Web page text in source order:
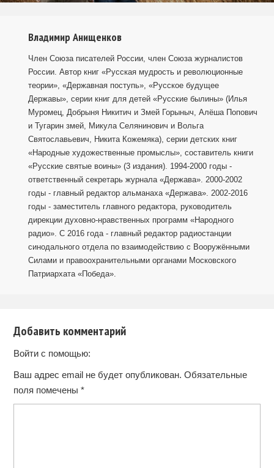
Владимир Анищенков
Член Союза писателей России, член Союза журналистов
России. Автор книг «Русская мудрость и революционные
теории», «Державная поступь», «Русское будущее
Державы», серии книг для детей «Русские былины» (Илья
Муромец, Добрыня Никитич и Змей Горыныч, Алёша Попович
и Тугарин змей, Микула Селянинович и Вольга
Святославьевич, Никита Кожемяка), серии детских книг
«Народные художественные промыслы», составитель книги
«Русские святые воины» (3 издания). 1994-2000 годы -
ответственный секретарь журнала «Держава». 2000-2002
годы - главный редактор альманаха «Держава». 2002-2016
годы - заместитель главного редактора, руководитель
дирекции духовно-нравственных программ «Народного
радио». С 2016 года - главный редактор радиостанции
синодального отдела по взаимодействию с Вооружёнными
Силами и правоохранительными органами Московского
Патриархата «Победа».
Добавить комментарий
Войти с помощью:
Ваш адрес email не будет опубликован. Обязательные
поля помечены *